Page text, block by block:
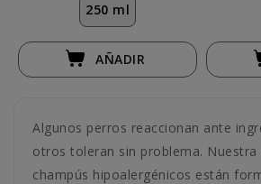
250 ml
AÑADIR
Algunos perros reaccionan ante
otros toleran sin problema. Nuestra
champús hipoalergénicos están